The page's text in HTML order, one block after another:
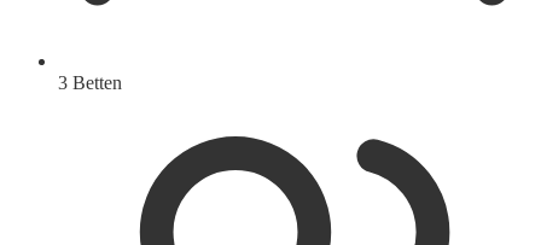
3 Betten